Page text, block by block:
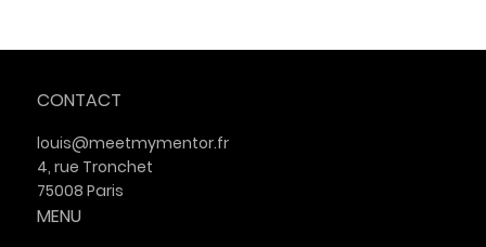
CONTACT
louis@meetmymentor.fr
4, rue Tronchet
75008 Paris
MENU